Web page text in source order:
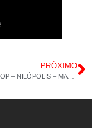
PRÓXIMO
DROGARIA POP – NILÓPOLIS – MACA PERUANA – COLÁGENO TIPO 2 60CAP – 17/07/2023 – 14H 32M